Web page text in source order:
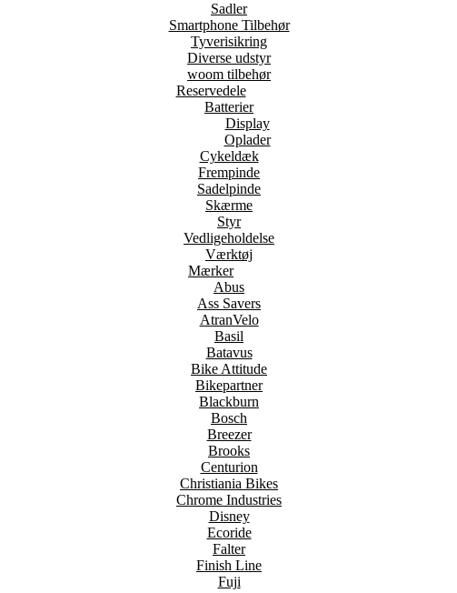
Sadler
Smartphone Tilbehør
Tyverisikring
Diverse udstyr
woom tilbehør
Reservedele
Batterier
Display
Oplader
Cykeldæk
Frempinde
Sadelpinde
Skærme
Styr
Vedligeholdelse
Værktøj
Mærker
Abus
Ass Savers
AtranVelo
Basil
Batavus
Bike Attitude
Bikepartner
Blackburn
Bosch
Breezer
Brooks
Centurion
Christiania Bikes
Chrome Industries
Disney
Ecoride
Falter
Finish Line
Fuji